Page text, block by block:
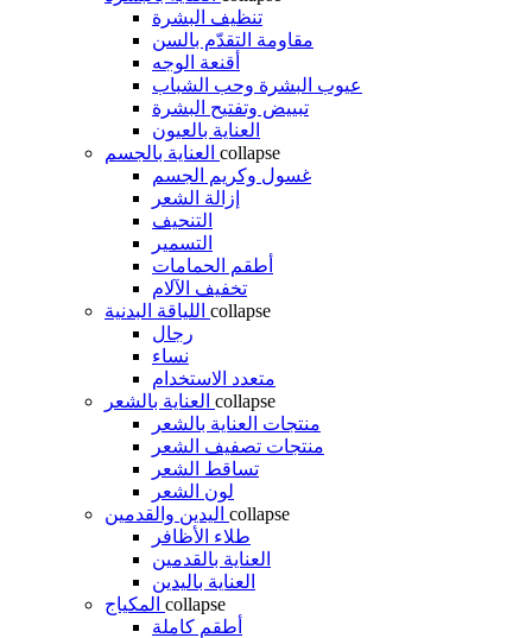
تنظيف البشرة
مقاومة التقدّم بالسن
أقنعة الوجه
عيوب البشرة وحب الشباب
تبييض وتفتيح البشرة
العناية بالعيون
العناية بالجسم collapse
غسول وكريم الجسم
إزالة الشعر
التنحيف
التسمير
أطقم الحمامات
تخفيف الآلام
اللياقة البدنية collapse
رجال
نساء
متعدد الاستخدام
العناية بالشعر collapse
منتجات العناية بالشعر
منتجات تصفيف الشعر
تساقط الشعر
لون الشعر
اليدين والقدمين collapse
طلاء الأظافر
العناية بالقدمين
العناية باليدين
المكياج collapse
أطقم كاملة